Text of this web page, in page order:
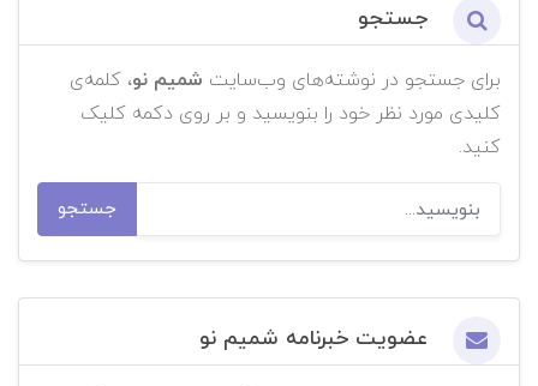
جستجو
برای جستجو در نوشته‌های وب‌سایت شمیم نو، کلمه‌ی
کلیدی مورد نظر خود را بنویسید و بر روی دکمه کلیک
کنید.
جستجو
عضویت خبرنامه شمیم نو